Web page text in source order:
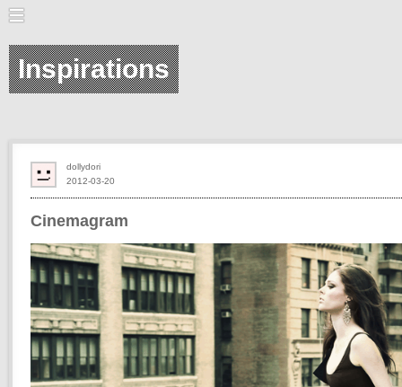
Inspirations
Cinemagram
2012-03-20
dollydori